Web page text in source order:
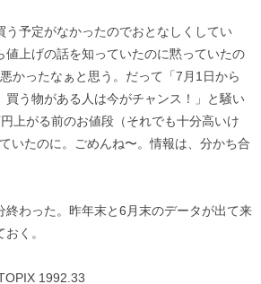
う予定がなかったのでおとなしくしてい
値上げの話を知っていたのに黙っていたの
かったなぁと思う。だって「7月1日から
買う物がある人は今がチャンス！」と騒い
上がる前のお値段（それでも十分高いけ
いたのに。ごめんね〜。情報は、分かち合
終わった。昨年末と6月末のデータが出て来
く。
1992.33